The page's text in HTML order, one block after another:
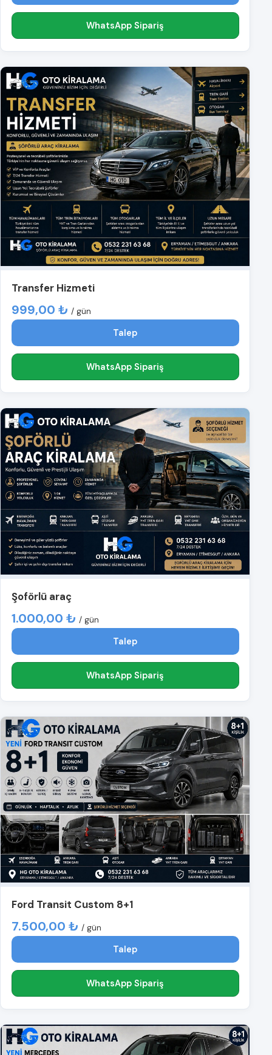
WhatsApp Sipariş
Transfer Hizmeti
999,00 ₺ / gün
Talep
WhatsApp Sipariş
Şoförlü araç
1.000,00 ₺ / gün
Talep
WhatsApp Sipariş
Ford Transit Custom 8+1
7.500,00 ₺ / gün
Talep
WhatsApp Sipariş